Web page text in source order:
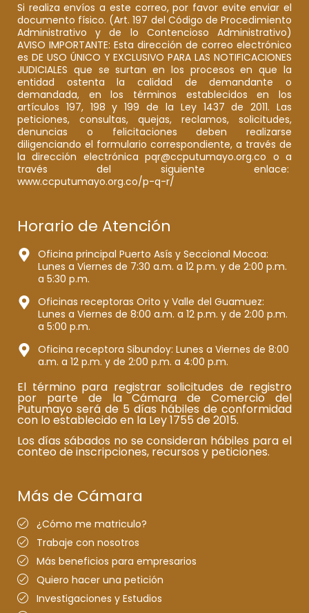
Si realiza envíos a este correo, por favor evite enviar el
documento físico. (Art. 197 del Código de Procedimiento
Administrativo y de lo Contencioso Administrativo)
AVISO IMPORTANTE: Esta dirección de correo electrónico
es DE USO ÚNICO Y EXCLUSIVO PARA LAS NOTIFICACIONES
JUDICIALES que se surtan en los procesos en que la
entidad ostenta la calidad de demandante o
demandada, en los términos establecidos en los
artículos 197, 198 y 199 de la Ley 1437 de 2011. Las
peticiones, consultas, quejas, reclamos, solicitudes,
denuncias o felicitaciones deben realizarse
diligenciando el formulario correspondiente, a través de
la dirección electrónica pqr@ccputumayo.org.co o a
través del siguiente enlace:
www.ccputumayo.org.co/p-q-r/
Horario de Atención
Oficina principal Puerto Asís y Seccional Mocoa:
Lunes a Viernes de 7:30 a.m. a 12 p.m. y de 2:00 p.m.
a 5:30 p.m.
Oficinas receptoras Orito y Valle del Guamuez:
Lunes a Viernes de 8:00 a.m. a 12 p.m. y de 2:00 p.m.
a 5:00 p.m.
Oficina receptora Sibundoy: Lunes a Viernes de 8:00
a.m. a 12 p.m. y de 2:00 p.m. a 4:00 p.m.
El término para registrar solicitudes de registro
por parte de la Cámara de Comercio del
Putumayo será de 5 días hábiles de conformidad
con lo establecido en la Ley 1755 de 2015.
Los días sábados no se consideran hábiles para el
conteo de inscripciones, recursos y peticiones.
Más de Cámara
¿Cómo me matriculo?
Trabaje con nosotros
Más beneficios para empresarios
Quiero hacer una petición
Investigaciones y Estudios